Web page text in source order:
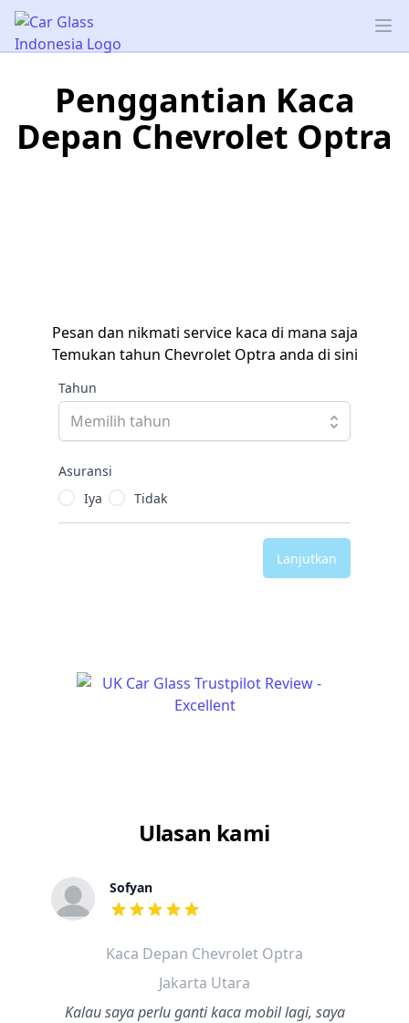
Car Glass Indonesia
Penggantian Kaca
Depan Chevrolet Optra
Pesan dan nikmati service kaca di mana saja
Temukan tahun Chevrolet Optra anda di sini
Tahun
Asuransi
Iya
Tidak
Lanjutkan
Ulasan kami
Sofyan
dari ulasan adalah bintang lima
Kaca Depan Chevrolet Optra
Jakarta Utara
Kalau saya perlu ganti kaca mobil lagi, saya